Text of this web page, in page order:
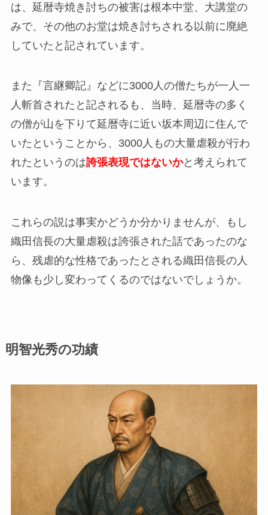
は、延暦寺焼き討ちの被害は根本中堂、大講堂の
みで、その他のお堂は焼き討ちされる以前に廃絶
していたと記されています。
また『言継卿記』などに3000人の僧たちが一人一
人斬首されたと記されるも、 当時、延暦寺の多く
の僧が山を下りて延暦寺に近い坂本周辺に住んで
いたということから、3000人もの大量虐殺が行わ
れたというのは誇張表現ではないかと考えられて
います。
これらの説は事実かどうか分かりませんが、もし
織田信長の大量虐殺は誇張された話であったのな
ら、残虐的な性格であったとされる織田信長の人
物像も少し変わってくるのではないでしょうか。
明智光秀の功績